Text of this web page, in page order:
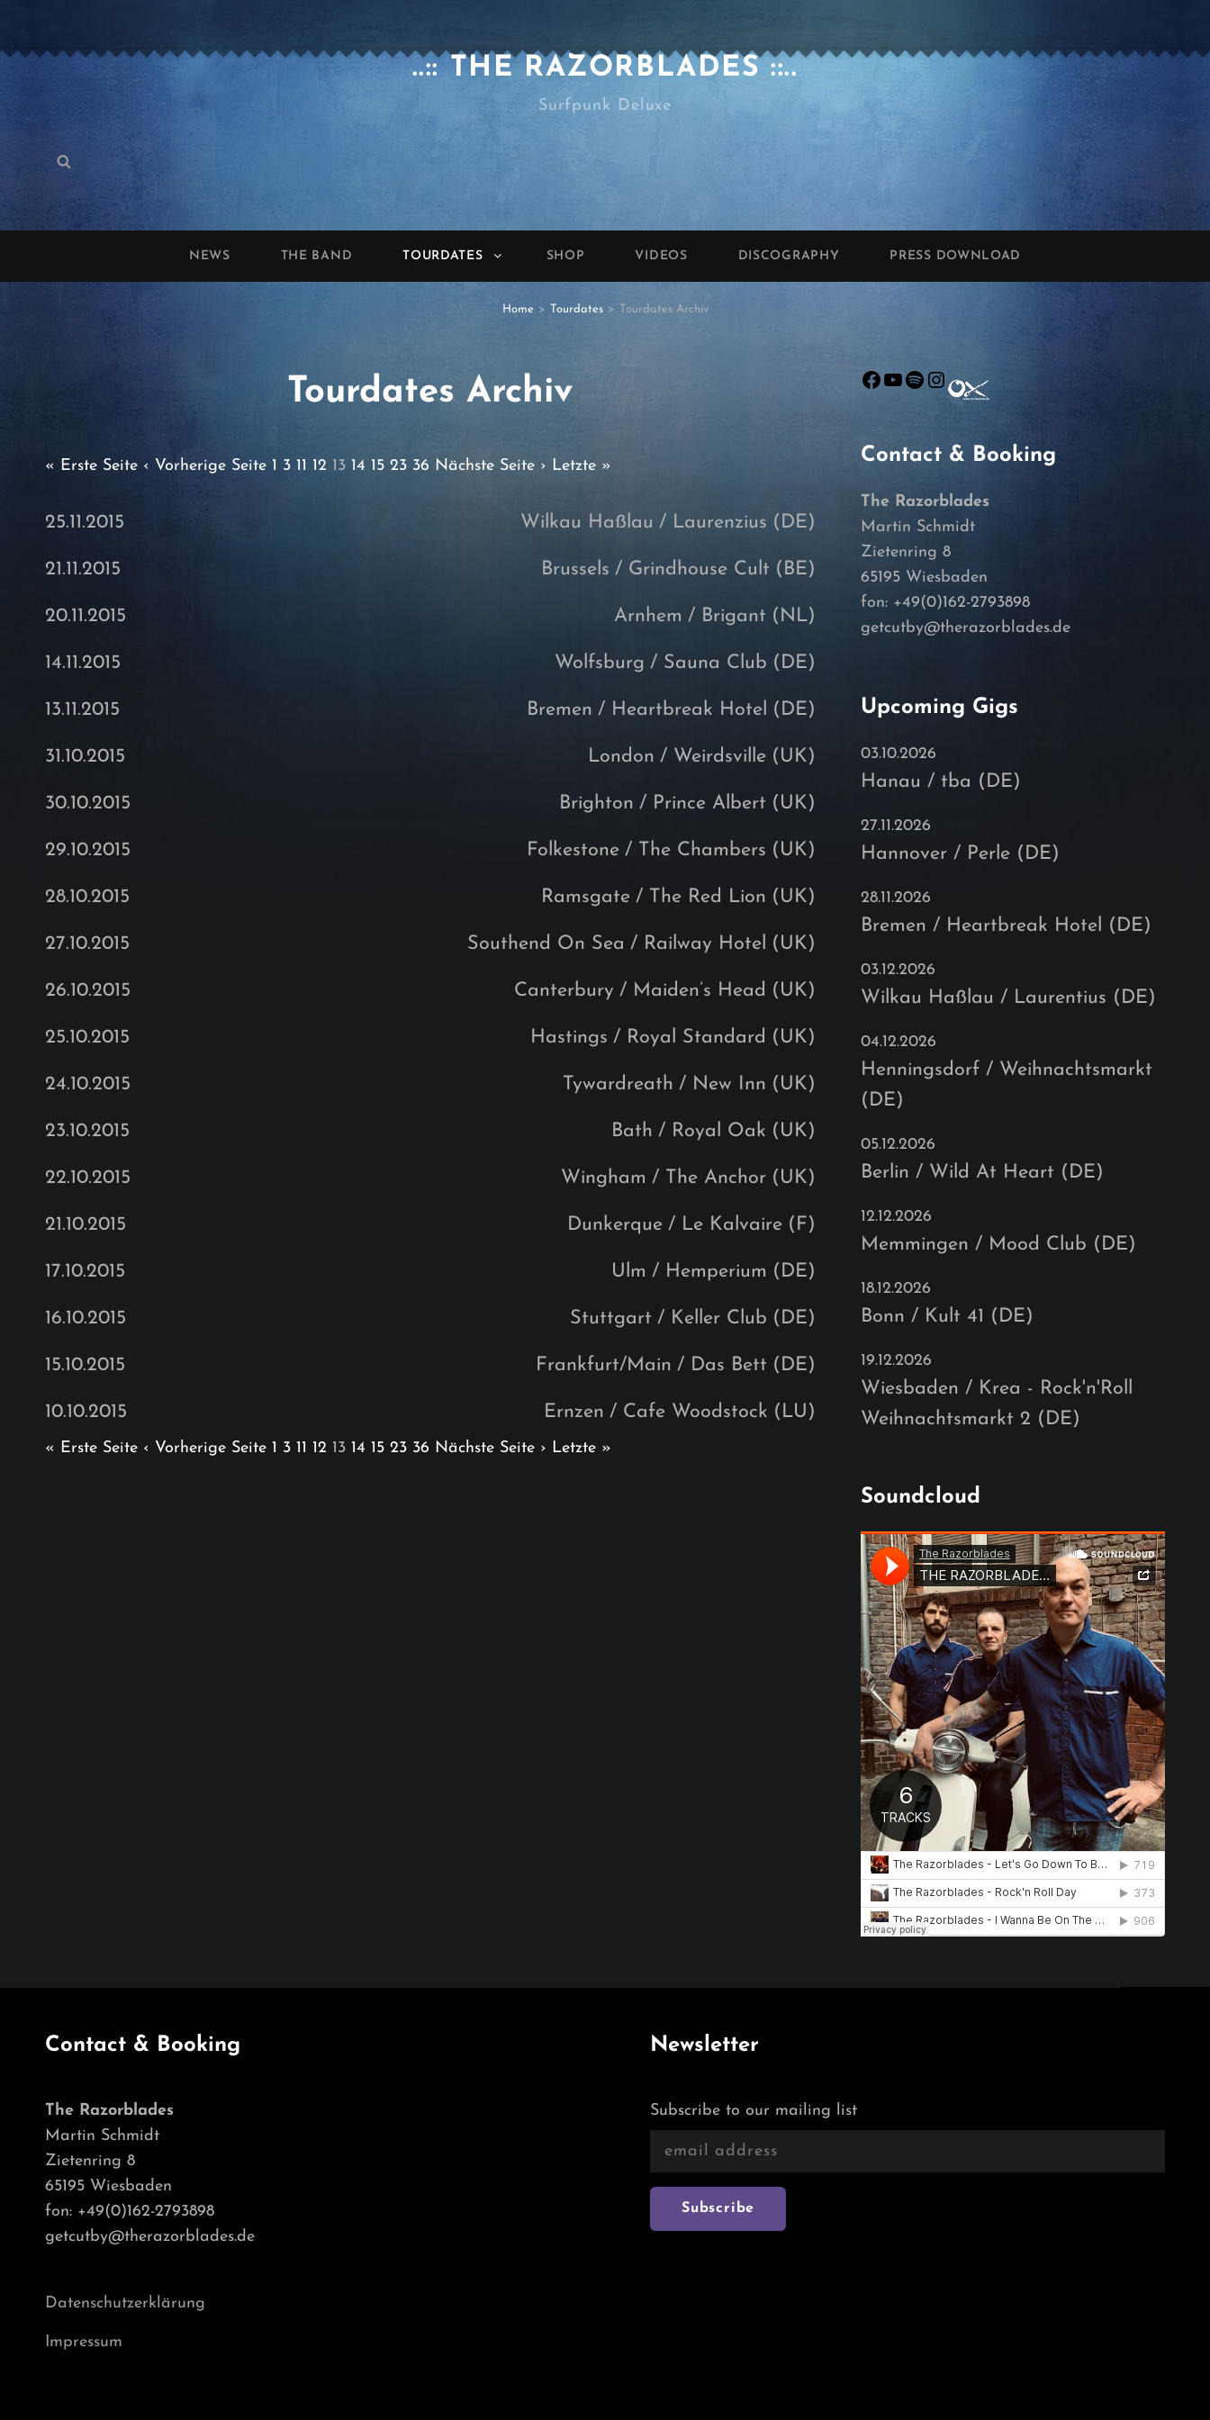
..:: THE RAZORBLADES ::..
Surfpunk Deluxe
Search
NEWS THE BAND TOURDATES SHOP VIDEOS DISCOGRAPHY PRESS DOWNLOAD
Home > Tourdates > Tourdates Archiv
Tourdates Archiv
« Erste Seite ‹ Vorherige Seite 1 3 11 12 13 14 15 23 36 Nächste Seite › Letzte »
25.11.2015 Wilkau Haßlau / Laurenzius (DE)
21.11.2015 Brussels / Grindhouse Cult (BE)
20.11.2015 Arnhem / Brigant (NL)
14.11.2015 Wolfsburg / Sauna Club (DE)
13.11.2015 Bremen / Heartbreak Hotel (DE)
31.10.2015 London / Weirdsville (UK)
30.10.2015 Brighton / Prince Albert (UK)
29.10.2015 Folkestone / The Chambers (UK)
28.10.2015 Ramsgate / The Red Lion (UK)
27.10.2015 Southend On Sea / Railway Hotel (UK)
26.10.2015 Canterbury / Maiden’s Head (UK)
25.10.2015 Hastings / Royal Standard (UK)
24.10.2015 Tywardreath / New Inn (UK)
23.10.2015 Bath / Royal Oak (UK)
22.10.2015 Wingham / The Anchor (UK)
21.10.2015 Dunkerque / Le Kalvaire (F)
17.10.2015 Ulm / Hemperium (DE)
16.10.2015 Stuttgart / Keller Club (DE)
15.10.2015 Frankfurt/Main / Das Bett (DE)
10.10.2015 Ernzen / Cafe Woodstock (LU)
« Erste Seite ‹ Vorherige Seite 1 3 11 12 13 14 15 23 36 Nächste Seite › Letzte »
Facebook
YouTube
Spotify
Instagram
Contact & Booking
The Razorblades
Martin Schmidt
Zietenring 8
65195 Wiesbaden
fon: +49(0)162-2793898
getcutby@therazorblades.de
Upcoming Gigs
03.10.2026
Hanau / tba (DE)
27.11.2026
Hannover / Perle (DE)
28.11.2026
Bremen / Heartbreak Hotel (DE)
03.12.2026
Wilkau Haßlau / Laurentius (DE)
04.12.2026
Henningsdorf / Weihnachtsmarkt
(DE)
05.12.2026
Berlin / Wild At Heart (DE)
12.12.2026
Memmingen / Mood Club (DE)
18.12.2026
Bonn / Kult 41 (DE)
19.12.2026
Wiesbaden / Krea - Rock'n'Roll
Weihnachtsmarkt 2 (DE)
Soundcloud
Contact & Booking
The Razorblades
Martin Schmidt
Zietenring 8
65195 Wiesbaden
fon: +49(0)162-2793898
getcutby@therazorblades.de
Datenschutzerklärung
Impressum
Newsletter
Subscribe to our mailing list